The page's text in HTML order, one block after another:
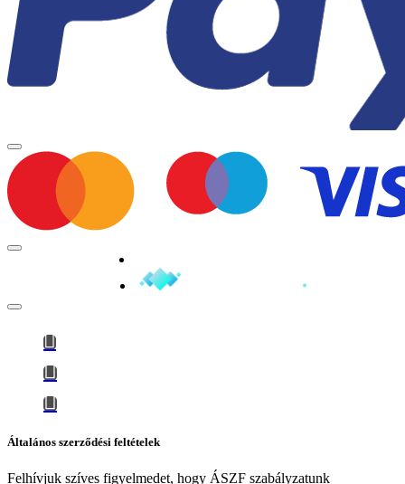
Általános szerződési feltételek
Felhívjuk szíves figyelmedet, hogy ÁSZF szabályzatunk